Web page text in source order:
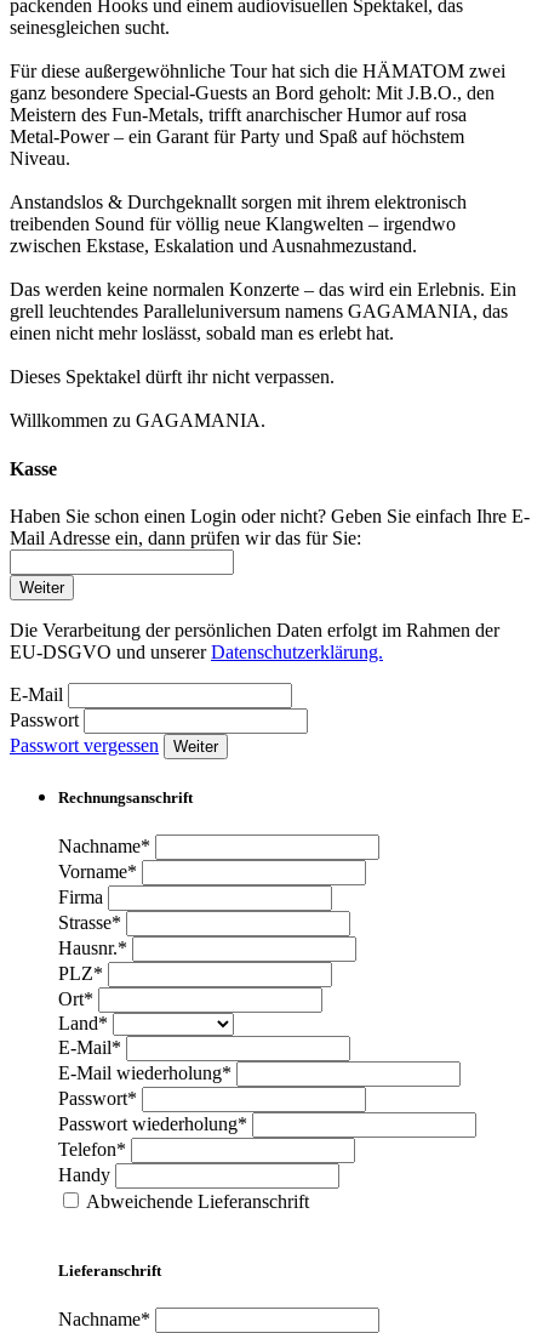
packenden Hooks und einem audiovisuellen Spektakel, das
seinesgleichen sucht.
Für diese außergewöhnliche Tour hat sich die HÄMATOM zwei
ganz besondere Special-Guests an Bord geholt: Mit J.B.O., den
Meistern des Fun-Metals, trifft anarchischer Humor auf rosa
Metal-Power – ein Garant für Party und Spaß auf höchstem
Niveau.
Anstandslos & Durchgeknallt sorgen mit ihrem elektronisch
treibenden Sound für völlig neue Klangwelten – irgendwo
zwischen Ekstase, Eskalation und Ausnahmezustand.
Das werden keine normalen Konzerte – das wird ein Erlebnis. Ein
grell leuchtendes Paralleluniversum namens GAGAMANIA, das
einen nicht mehr loslässt, sobald man es erlebt hat.
Dieses Spektakel dürft ihr nicht verpassen.
Willkommen zu GAGAMANIA.
Kasse
Haben Sie schon einen Login oder nicht? Geben Sie einfach Ihre E-
Mail Adresse ein, dann prüfen wir das für Sie:
Weiter
Die Verarbeitung der persönlichen Daten erfolgt im Rahmen der
EU-DSGVO und unsererDatenschutzerklärung.
E-Mail
Passwort
Passwort vergessen
Weiter
Rechnungsanschrift
Nachname*
Vorname*
Firma
Strasse*
Hausnr.*
PLZ*
Ort*
Land*
E-Mail*
E-Mail wiederholung*
Passwort*
Passwort wiederholung*
Telefon*
Handy
Abweichende Lieferanschrift
Lieferanschrift
Nachname*